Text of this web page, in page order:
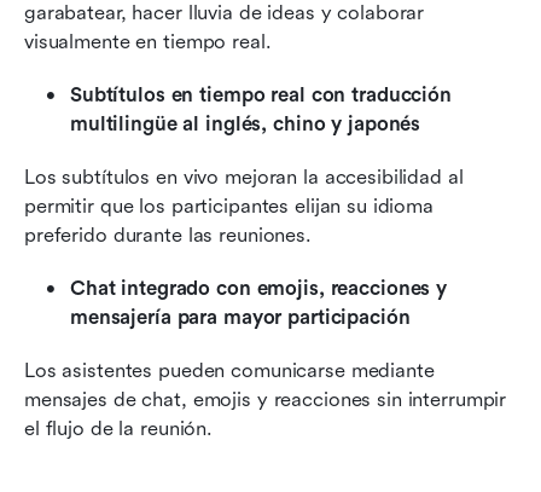
garabatear, hacer lluvia de ideas y colaborar
visualmente en tiempo real.
Subtítulos en tiempo real con traducción
multilingüe al inglés, chino y japonés
Los subtítulos en vivo mejoran la accesibilidad al
permitir que los participantes elijan su idioma
preferido durante las reuniones.
Chat integrado con emojis, reacciones y
mensajería para mayor participación
Los asistentes pueden comunicarse mediante
mensajes de chat, emojis y reacciones sin interrumpir
el flujo de la reunión.